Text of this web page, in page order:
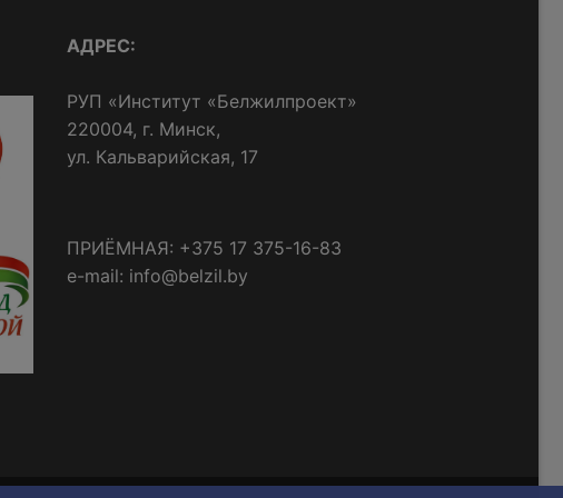
АДРЕС:
РУП «Институт «Белжилпроект»
220004, г. Минск,
ул. Кальварийская, 17
ПРИЁМНАЯ: +375 17 375-16-83
e-mail: info@belzil.by